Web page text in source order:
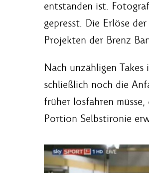
entstanden ist.
gepresst. Die Erlöse
Projekten der Brenz
Nach unzähligen
schließlich noch die
früher losfahren
Portion Selbstironie